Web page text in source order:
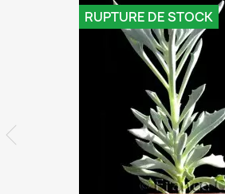
RUPTURE DE STOCK